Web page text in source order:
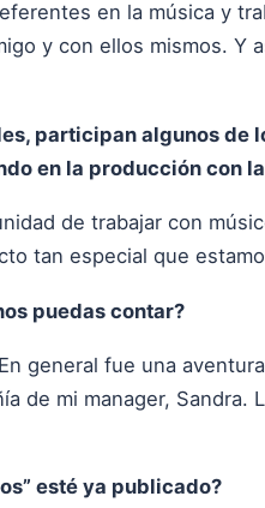
en la música y
y con ellos mismos. Y
participan algunos de
en la producción con
de trabajar con
tan especial que
puedas contar?
general fue una
de mi manager,
esté ya publicado?